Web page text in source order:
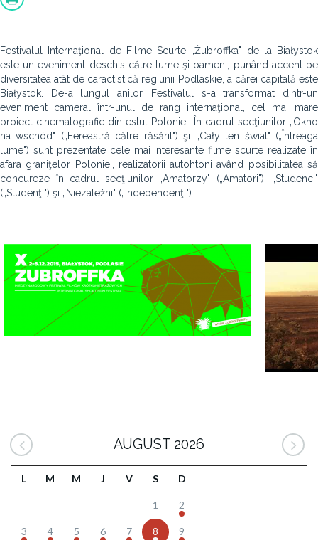
Festivalul Internaţional de Filme Scurte „Żubroffka" de la Białystok
este un eveniment deschis către lume şi oameni, punând accent pe
diversitatea atât de caractistică regiunii Podlaskie, a cărei capitală este
Białystok. De-a lungul anilor, Festivalul s-a transformat dintr-un
eveniment cameral într-unul de rang internaţional, cel mai mare
proiect cinematografic din estul Poloniei. În cadrul secţiunilor „Okno
na wschód" („Fereastră către răsărit") şi „Cały ten świat" („Întreaga
lume") sunt prezentate cele mai interesante filme scurte realizate în
afara graniţelor Poloniei, realizatorii autohtoni având posibilitatea să
concureze în cadrul secţiunilor „Amatorzy" („Amatori"), „Studenci"
(„Studenţi") şi „Niezależni" („Independenţi").
AUGUST 2026
L M M J V S D
1 2
3 4 5 6 7 8 9